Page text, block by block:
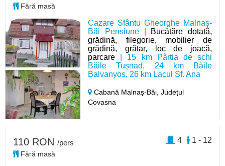
Cazare Sfântu Gheorghe Malnaş-
Băi Pensiune |
Bucătăre dotată,
grădină, filegorie, mobilier de
grădină, grătar, loc de joacă,
parcare | 15 km Pârtia de schi
Băile Tușnad, 24 km Băile
Balvanyos, 26 km Lacul Sf. Ana
Cabană Malnaș-Băi,Județul
Covasna
Fără masă
110 RON /pers
Fără masă
1 - 12
4